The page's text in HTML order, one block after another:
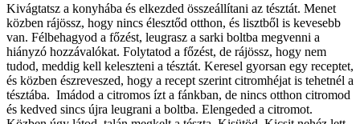
Kivágtatsz a konyhába és elkezded összeállítani az tésztát. Menet
közben rájössz, hogy nincs élesztőd otthon, és lisztből is kevesebb
van. Félbehagyod a főzést, leugrasz a sarki boltba megvenni a
hiányzó hozzávalókat. Folytatod a főzést, de rájössz, hogy nem
tudod, meddig kell keleszteni a tésztát. Keresel gyorsan egy receptet,
és közben észreveszed, hogy a recept szerint citromhéjat is tehetnél a
tésztába. Imádod a citromos ízt a fánkban, de nincs otthon citromod
és kedved sincs újra leugrani a boltba. Elengeded a citromot.